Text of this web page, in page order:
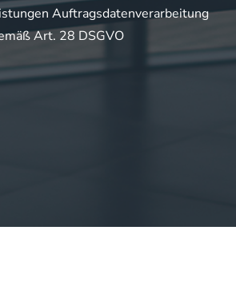
Auftragsdatenverarbeitung
Art. 28 DSGVO